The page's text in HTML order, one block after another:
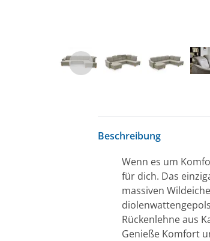
Beschreibung
Wenn es um
für dich. Das
massiven
Rückenlehne aus
Genieße Komfort